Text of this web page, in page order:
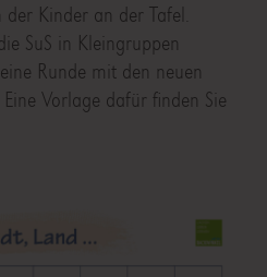
Kinder an der Tafel.
SuS in Kleingruppen
Runde mit den neuen
Vorlage dafür finden Sie